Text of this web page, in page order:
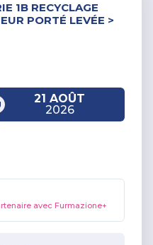
1B RECYCLAGE
PORTÉ LEVÉE >
21 AOÛT
2026
avec Furmazione+